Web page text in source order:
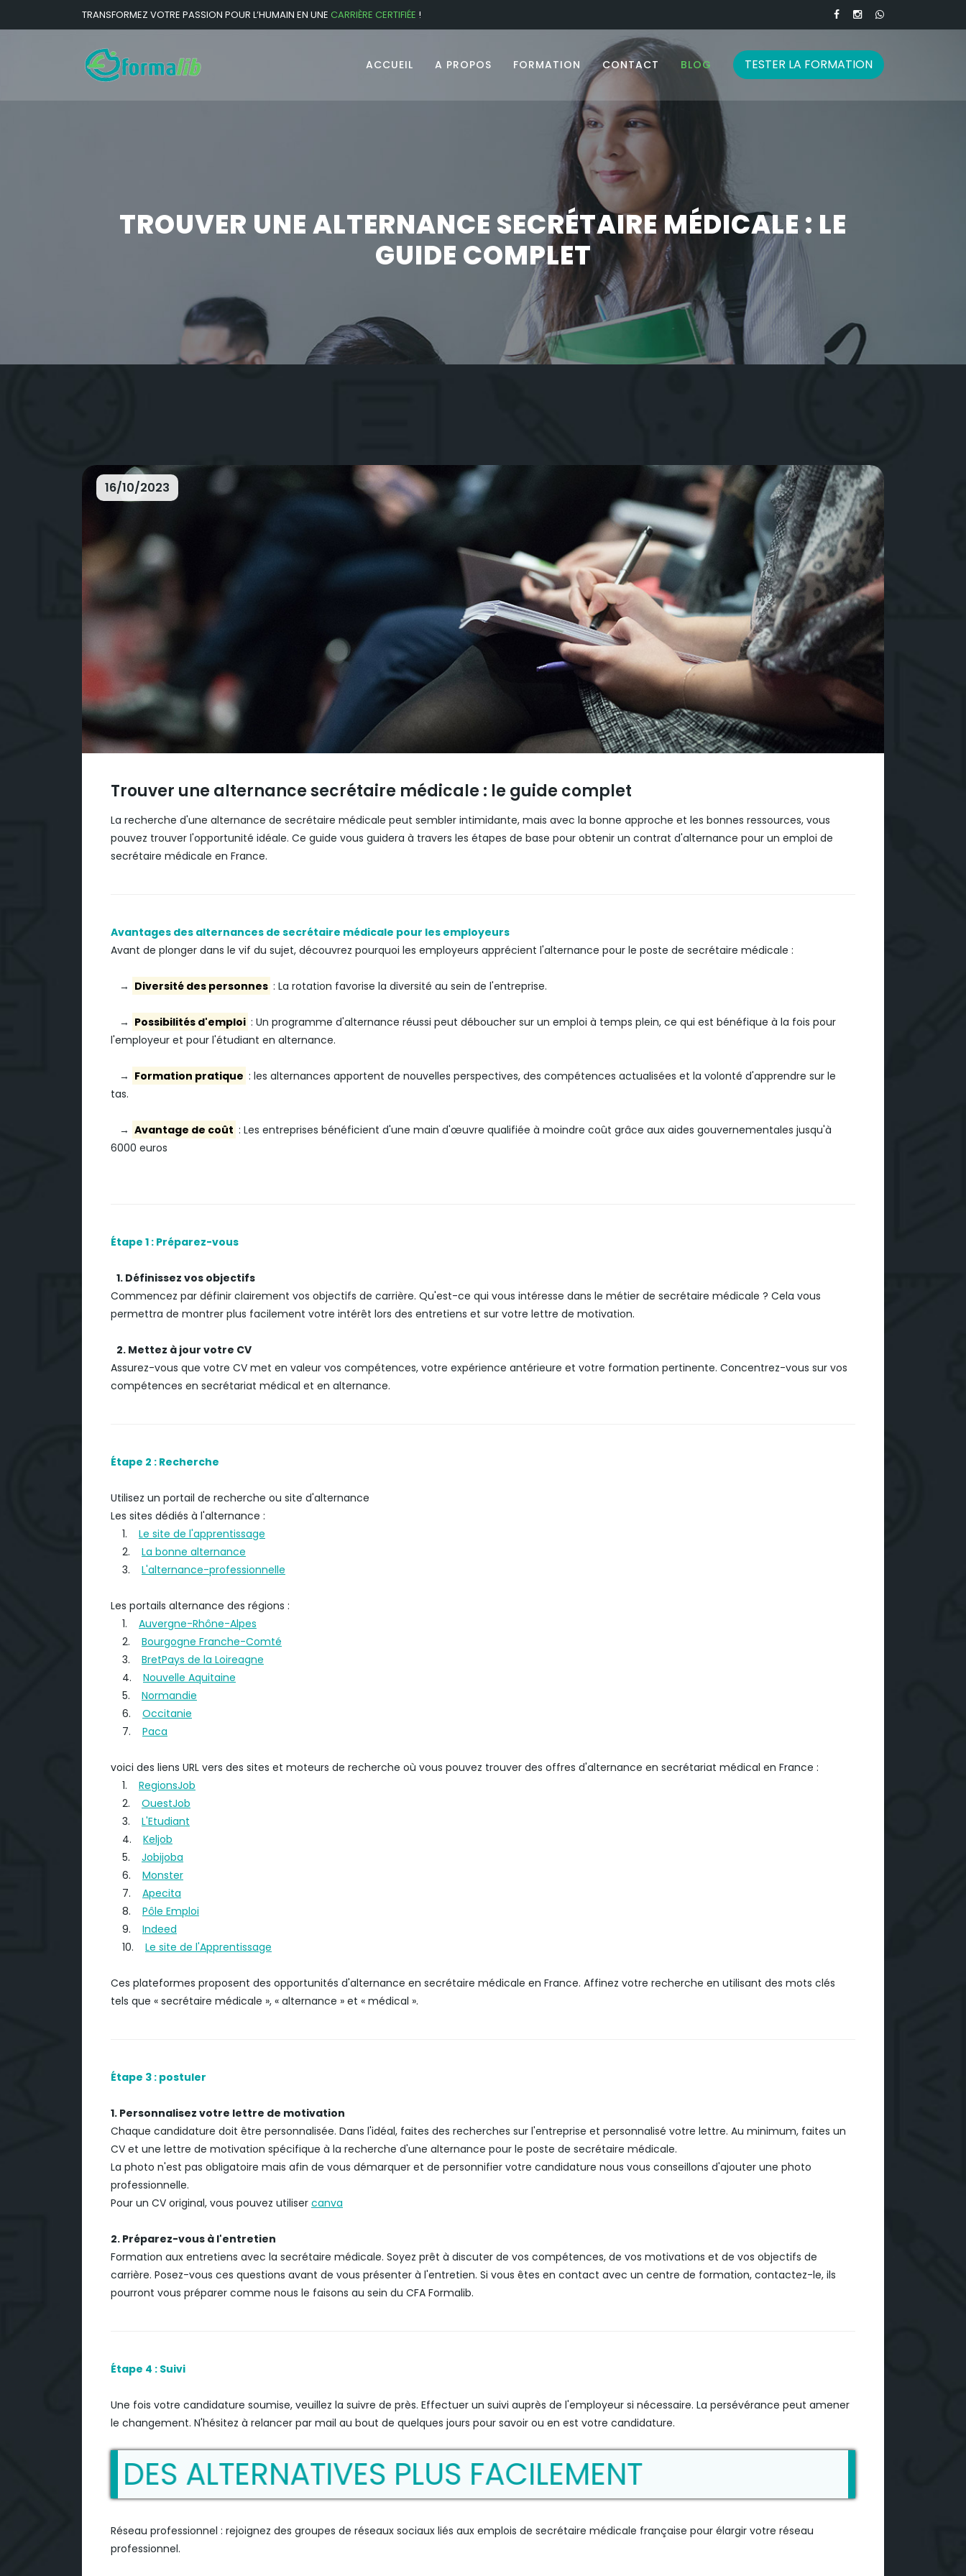
TRANSFORMEZ VOTRE PASSION POUR L’HUMAIN EN UNE CARRIÈRE CERTIFIÉE !
ACCUEIL A PROPOS FORMATION CONTACT BLOG TESTER LA FORMATION
TROUVER UNE ALTERNANCE SECRÉTAIRE MÉDICALE : LE
GUIDE COMPLET
16/10/2023
Trouver une alternance secrétaire médicale : le guide complet
La recherche d'une alternance de secrétaire médicale peut sembler intimidante, mais avec la bonne approche et les bonnes ressources, vous
pouvez trouver l'opportunité idéale. Ce guide vous guidera à travers les étapes de base pour obtenir un contrat d'alternance pour un emploi de
secrétaire médicale en France.
Avantages des alternances de secrétaire médicale pour les employeurs
Avant de plonger dans le vif du sujet, découvrez pourquoi les employeurs apprécient l'alternance pour le poste de secrétaire médicale :
→ Diversité des personnes : La rotation favorise la diversité au sein de l'entreprise.
→ Possibilités d'emploi : Un programme d'alternance réussi peut déboucher sur un emploi à temps plein, ce qui est bénéfique à la fois pour
l'employeur et pour l'étudiant en alternance.
→ Formation pratique : les alternances apportent de nouvelles perspectives, des compétences actualisées et la volonté d'apprendre sur le
tas.
→ Avantage de coût : Les entreprises bénéficient d'une main d'œuvre qualifiée à moindre coût grâce aux aides gouvernementales jusqu'à
6000 euros
Étape 1 : Préparez-vous
1. Définissez vos objectifs
Commencez par définir clairement vos objectifs de carrière. Qu'est-ce qui vous intéresse dans le métier de secrétaire médicale ? Cela vous
permettra de montrer plus facilement votre intérêt lors des entretiens et sur votre lettre de motivation.
2. Mettez à jour votre CV
Assurez-vous que votre CV met en valeur vos compétences, votre expérience antérieure et votre formation pertinente. Concentrez-vous sur vos
compétences en secrétariat médical et en alternance.
Étape 2 : Recherche
Utilisez un portail de recherche ou site d'alternance
Les sites dédiés à l'alternance :
1. Le site de l'apprentissage
2. La bonne alternance
3. L'alternance-professionnelle
Les portails alternance des régions :
1. Auvergne-Rhône-Alpes
2. Bourgogne Franche-Comté
3. BretPays de la Loireagne
4. Nouvelle Aquitaine
5. Normandie
6. Occitanie
7. Paca
voici des liens URL vers des sites et moteurs de recherche où vous pouvez trouver des offres d'alternance en secrétariat médical en France :
1. RegionsJob
2. OuestJob
3. L'Etudiant
4. Keljob
5. Jobijoba
6. Monster
7. Apecita
8. Pôle Emploi
9. Indeed
10. Le site de l'Apprentissage
Ces plateformes proposent des opportunités d'alternance en secrétaire médicale en France. Affinez votre recherche en utilisant des mots clés
tels que « secrétaire médicale », « alternance » et « médical ».
Étape 3 : postuler
1. Personnalisez votre lettre de motivation
Chaque candidature doit être personnalisée. Dans l'idéal, faites des recherches sur l'entreprise et personnalisé votre lettre. Au minimum, faites un
CV et une lettre de motivation spécifique à la recherche d'une alternance pour le poste de secrétaire médicale.
La photo n'est pas obligatoire mais afin de vous démarquer et de personnifier votre candidature nous vous conseillons d'ajouter une photo
professionnelle.
Pour un CV original, vous pouvez utiliser canva
2. Préparez-vous à l'entretien
Formation aux entretiens avec la secrétaire médicale. Soyez prêt à discuter de vos compétences, de vos motivations et de vos objectifs de
carrière. Posez-vous ces questions avant de vous présenter à l'entretien. Si vous êtes en contact avec un centre de formation, contactez-le, ils
pourront vous préparer comme nous le faisons au sein du CFA Formalib.
Étape 4 : Suivi
Une fois votre candidature soumise, veuillez la suivre de près. Effectuer un suivi auprès de l'employeur si nécessaire. La persévérance peut amener
le changement. N'hésitez à relancer par mail au bout de quelques jours pour savoir ou en est votre candidature.
DES ALTERNATIVES PLUS FACILEMENT
Réseau professionnel : rejoignez des groupes de réseaux sociaux liés aux emplois de secrétaire médicale française pour élargir votre réseau
professionnel.